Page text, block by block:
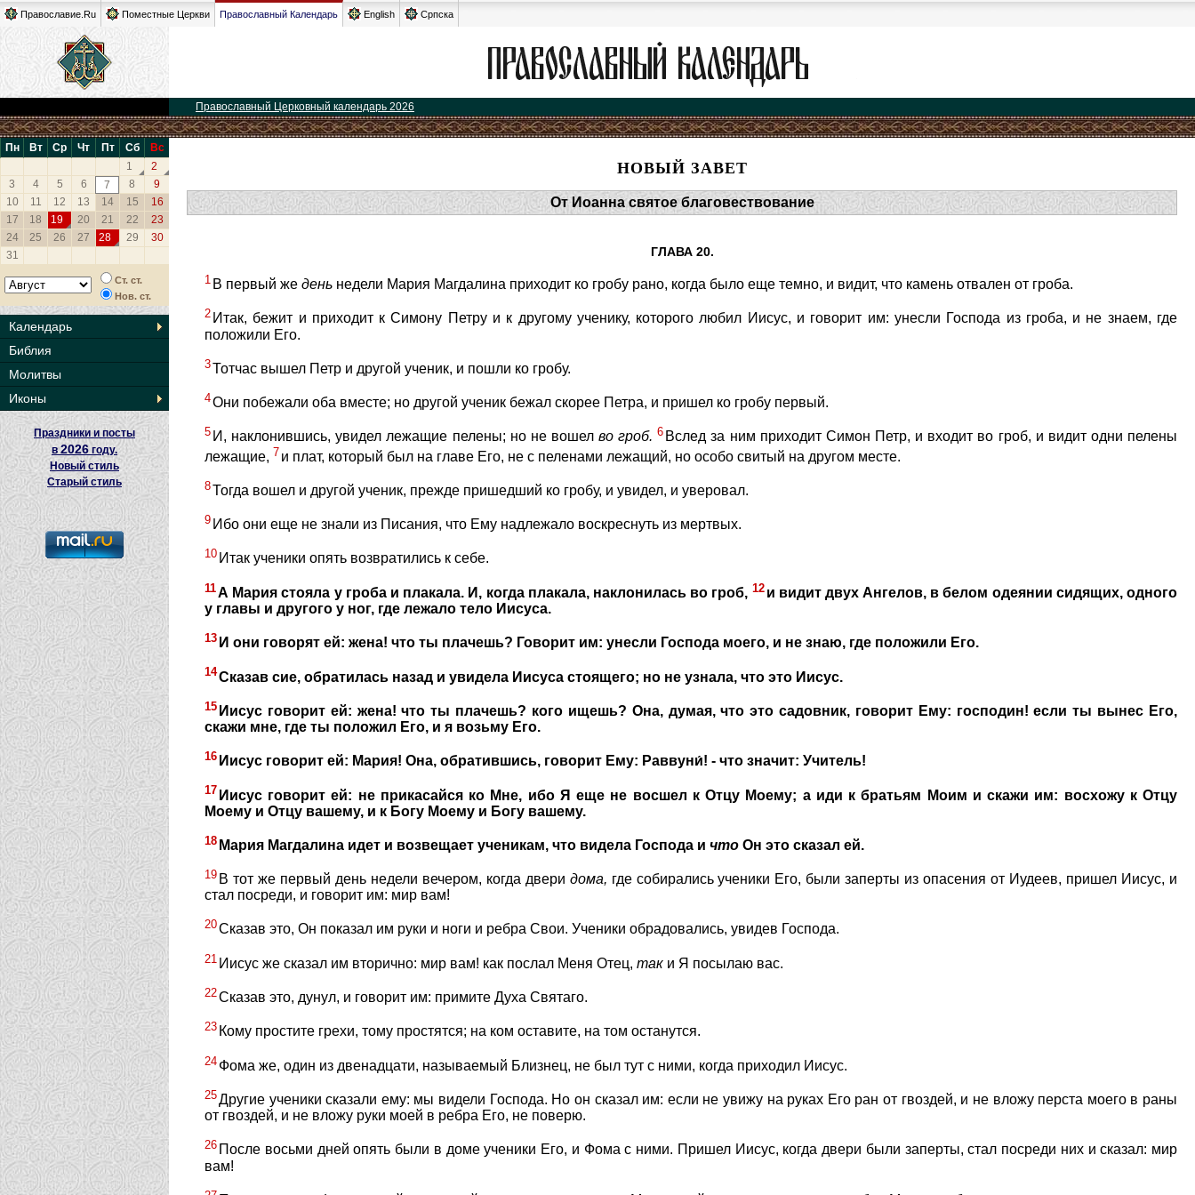
Православие.Ru Поместные Церкви Православный Календарь English Српска
Православный Церковный календарь 2026
Пн Вт Ср Чт Пт Сб
Вс
1
2
3
4 5 6 7 8
9
10
11 12 13 14 15
16
17
18 19 20 21 22
23
24
25 26 27 28 29
30
31
Ст. ст.
Нов. ст.
Календарь
Библия
Молитвы
Иконы
Праздники и посты
в2026 году.
Новый стиль
Старый стиль
НОВЫЙ ЗАВЕТ
От Иоанна святое благовествование
ГЛАВА 20.
1 В первый же день недели Мария Магдалина приходит ко гробу рано, когда было еще темно, и видит, что камень отвален от гроба.
2 Итак, бежит и приходит к Симону Петру и к другому ученику, которого любил Иисус, и говорит им: унесли Господа из гроба, и не знаем, где
положили Его.
3Тотчас вышел Петр и другой ученик, и пошли ко гробу.
4Они побежали оба вместе; но другой ученик бежал скорее Петра, и пришел ко гробу первый.
5 И, наклонившись, увидел лежащие пелены; но не вошелво гроб. 6 Вслед за ним приходит Симон Петр, и входит во гроб, и видит одни пелены
лежащие, 7 и плат, который был на главе Его, не с пеленами лежащий, но особо свитый на другом месте.
8Тогда вошел и другой ученик, прежде пришедший ко гробу, и увидел, и уверовал.
9 Ибо они еще не знали из Писания, что Ему надлежало воскреснуть из мертвых.
10 Итак ученики опять возвратились к себе.
11А Мария стояла у гроба и плакала. И, когда плакала, наклонилась во гроб, 12 и видит двух Ангелов, в белом одеянии сидящих, одного
у главы и другого у ног, где лежало тело Иисуса.
13 И они говорят ей: жена! что ты плачешь? Говорит им: унесли Господа моего, и не знаю, где положили Его.
14Сказав сие, обратилась назад и увидела Иисуса стоящего; но не узнала, что это Иисус.
15 Иисус говорит ей: жена! что ты плачешь? кого ищешь? Она, думая, что это садовник, говорит Ему: господин! если ты вынес Его,
скажи мне, где ты положил Его, и я возьму Его.
16 Иисус говорит ей: Мария! Она, обратившись, говорит Ему: Раввуни́! - что значит: Учитель!
17 Иисус говорит ей: не прикасайся ко Мне, ибо Я еще не восшел к Отцу Моему; а иди к братьям Моим и скажи им: восхожу к Отцу
Моему и Отцу вашему, и к Богу Моему и Богу вашему.
18 Мария Магдалина идет и возвещает ученикам, что видела Господа и что Он это сказал ей.
19 В тот же первый день недели вечером, когда двери дома, где собирались ученики Его, были заперты из опасения от Иудеев, пришел Иисус, и
стал посреди, и говорит им: мир вам!
20Сказав это, Он показал им руки и ноги и ребра Свои. Ученики обрадовались, увидев Господа.
21 Иисус же сказал им вторично: мир вам! как послал Меня Отец, так и Я посылаю вас.
22Сказав это, дунул, и говорит им: примите Духа Святаго.
23 Кому простите грехи, тому простятся; на ком оставите, на том останутся.
24 Фома же, один из двенадцати, называемый Близнец, не был тут с ними, когда приходил Иисус.
25Другие ученики сказали ему: мы видели Господа. Но он сказал им: если не увижу на руках Его ран от гвоздей, и не вложу перста моего в раны
от гвоздей, и не вложу руки моей в ребра Его, не поверю.
26 После восьми дней опять были в доме ученики Его, и Фома с ними. Пришел Иисус, когда двери были заперты, стал посреди них и сказал: мир
вам!